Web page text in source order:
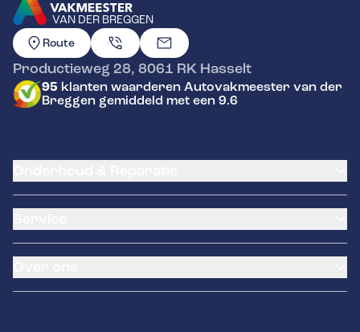
VAN DER BREGGEN
GA NAAR DE HOMEPAGINA
Route
Productieweg 28, 8061 RK Hasselt
95 klanten waarderen Autovakmeester van der
Breggen gemiddeld met een 9.6
Schade en reparatie
Kleine beurt
Banden service